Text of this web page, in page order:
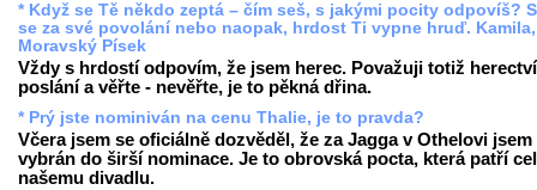
* Když se Tě někdo zeptá – čím seš, s jakými pocity odpovíš?
se za své povolání nebo naopak, hrdost Ti vypne hruď. Kamila,
Moravský Písek
Vždy s hrdostí odpovím, že jsem herec. Považuji totiž
poslání a věřte - nevěřte, je to pěkná dřina.
* Prý jste nominiván na cenu Thalie, je to pravda?
Včera jsem se oficiálně dozvěděl, že za Jagga v Othelovi jsem
vybrán do širší nominace. Je to obrovská pocta, která patří
našemu divadlu.